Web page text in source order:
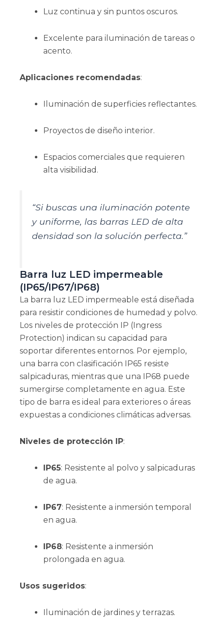
Luz continua y sin puntos oscuros.
Excelente para iluminación de tareas o
acento.
Aplicaciones recomendadas:
Iluminación de superficies reflectantes.
Proyectos de diseño interior.
Espacios comerciales que requieren
alta visibilidad.
“Si buscas una iluminación potente
y uniforme, las barras LED de alta
densidad son la solución perfecta.”
Barra luz LED impermeable
(IP65/IP67/IP68)
La barra luz LED impermeable está diseñada
para resistir condiciones de humedad y polvo.
Los niveles de protección IP (Ingress
Protection) indican su capacidad para
soportar diferentes entornos. Por ejemplo,
una barra con clasificación IP65 resiste
salpicaduras, mientras que una IP68 puede
sumergirse completamente en agua. Este
tipo de barra es ideal para exteriores o áreas
expuestas a condiciones climáticas adversas.
Niveles de protección IP:
IP65: Resistente al polvo y salpicaduras
de agua.
IP67: Resistente a inmersión temporal
en agua.
IP68: Resistente a inmersión
prolongada en agua.
Usos sugeridos:
Iluminación de jardines y terrazas.